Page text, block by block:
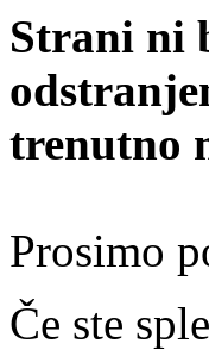
Strani ni
trenutno
Prosimo
Če ste